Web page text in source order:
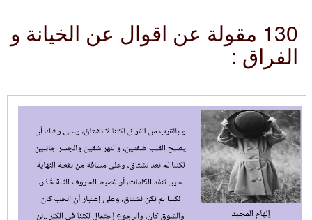
130 مقولة عن اقوال عن الخيانة و
الفراق :